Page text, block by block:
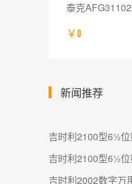
泰克
￥0
新闻推荐
吉时利2100型6½
吉时利2100型6½
吉时利2002数字万